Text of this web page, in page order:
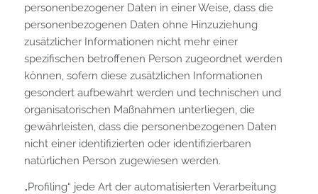
personenbezogener Daten in einer Weise, dass die
personenbezogenen Daten ohne Hinzuziehung
zusätzlicher Informationen nicht mehr einer
spezifischen betroffenen Person zugeordnet werden
können, sofern diese zusätzlichen Informationen
gesondert aufbewahrt werden und technischen und
organisatorischen Maßnahmen unterliegen, die
gewährleisten, dass die personenbezogenen Daten
nicht einer identifizierten oder identifizierbaren
natürlichen Person zugewiesen werden.
„Profiling“ jede Art der automatisierten Verarbeitung